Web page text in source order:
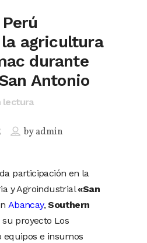
agricultura
durante
Antonio
lectura
byadmin
participación en la
y Agroindustrial«San
Abancay,Southern
su proyecto Los
equipos e insumos